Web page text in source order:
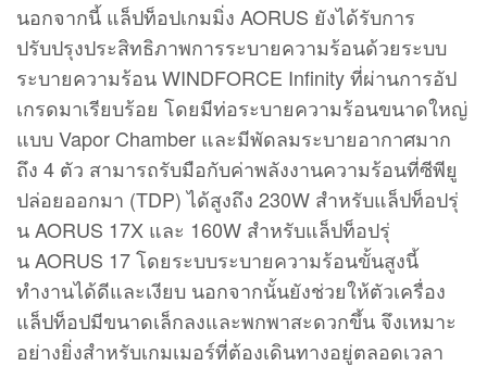
นอกจากนี้ แล็ปท็อปเกมมิ่ง AORUS ยังได้รับการ
ปรับปรุงประสิทธิภาพการระบายความร้อนด้วยระบบ
ระบายความร้อน WINDFORCE Infinity ที่ผ่านการอัป
เกรดมาเรียบร้อย โดยมีท่อระบายความร้อนขนาดใหญ่
แบบ Vapor Chamber และมีพัดลมระบายอากาศมาก
ถึง 4 ตัว สามารถรับมือกับค่าพลังงานความร้อนที่ซีพียู
ปล่อยออกมา (TDP) ได้สูงถึง 230W สำหรับแล็ปท็อปรุ่
น AORUS 17X และ 160W สำหรับแล็ปท็อปรุ่
น AORUS 17 โดยระบบระบายความร้อนขั้นสูงนี้
ทำงานได้ดีและเงียบ นอกจากนั้นยังช่วยให้ตัวเครื่อง
แล็ปท็อปมีขนาดเล็กลงและพกพาสะดวกขึ้น จึงเหมาะ
อย่างยิ่งสำหรับเกมเมอร์ที่ต้องเดินทางอยู่ตลอดเวลา